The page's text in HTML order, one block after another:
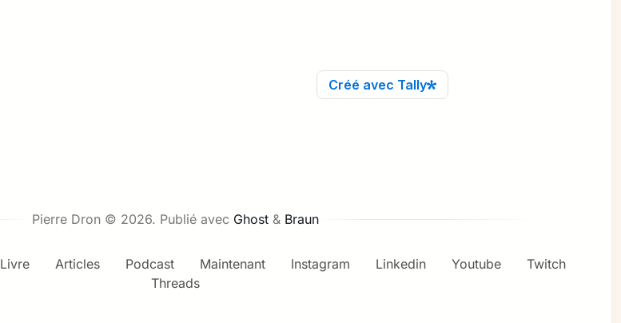
Pierre Dron © 2026. Publié avec Ghost& Braun
Livre Articles Podcast Maintenant Instagram Linkedin Youtube
Twitch
Threads